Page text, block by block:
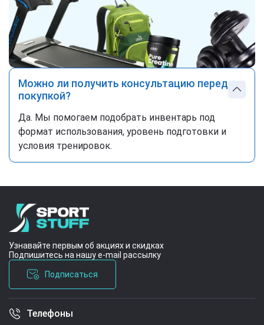
Можно ли получить консультацию перед
покупкой?
Да. Мы помогаем подобрать инвентарь под
формат использования, уровень подготовки и
условия тренировок.
Узнавайте первым об акциях и скидках
Подпишитесь на нашу e-mail рассылку
Подписаться
Условия соглашения
Телефоны